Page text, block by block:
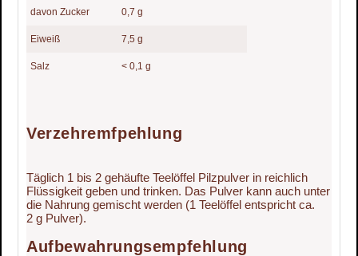
davon Zucker 0,7 g
Eiweiß 7,5 g
Salz < 0,1 g
Verzehremfpehlung
Täglich 1 bis 2 gehäufte Teelöffel Pilzpulver in reichlich
Flüssigkeit geben und trinken. Das Pulver kann auch unter
die Nahrung gemischt werden (1 Teelöffel entspricht ca.
2 g Pulver).
Aufbewahrungsempfehlung